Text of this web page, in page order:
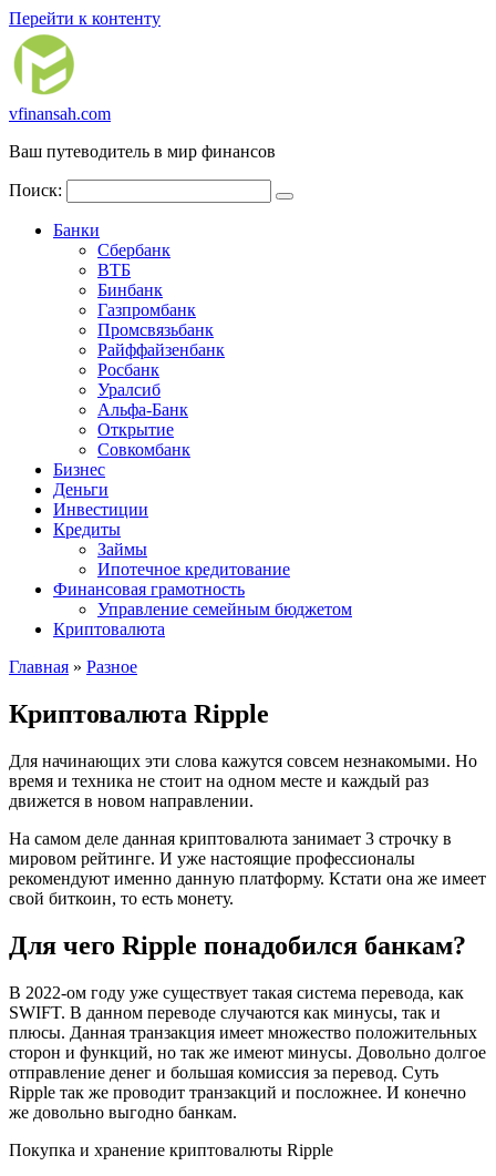
Перейти к контенту
vfinansah.com
Ваш путеводитель в мир финансов
Поиск:
Банки
Сбербанк
ВТБ
Бинбанк
Газпромбанк
Промсвязьбанк
Райффайзенбанк
Росбанк
Уралсиб
Альфа-Банк
Открытие
Совкомбанк
Бизнес
Деньги
Инвестиции
Кредиты
Займы
Ипотечное кредитование
Финансовая грамотность
Управление семейным бюджетом
Криптовалюта
Главная » Разное
Криптовалюта Ripple
Для начинающих эти слова кажутся совсем незнакомыми. Но
время и техника не стоит на одном месте и каждый раз
движется в новом направлении.
На самом деле данная криптовалюта занимает 3 строчку в
мировом рейтинге. И уже настоящие профессионалы
рекомендуют именно данную платформу. Кстати она же имеет
свой биткоин, то есть монету.
Для чего Ripple понадобился банкам?
В 2022-ом году уже существует такая система перевода, как
SWIFT. В данном переводе случаются как минусы, так и
плюсы. Данная транзакция имеет множество положительных
сторон и функций, но так же имеют минусы. Довольно долгое
отправление денег и большая комиссия за перевод. Суть
Ripple так же проводит транзакций и посложнее. И конечно
же довольно выгодно банкам.
Покупка и хранение криптовалюты Ripple